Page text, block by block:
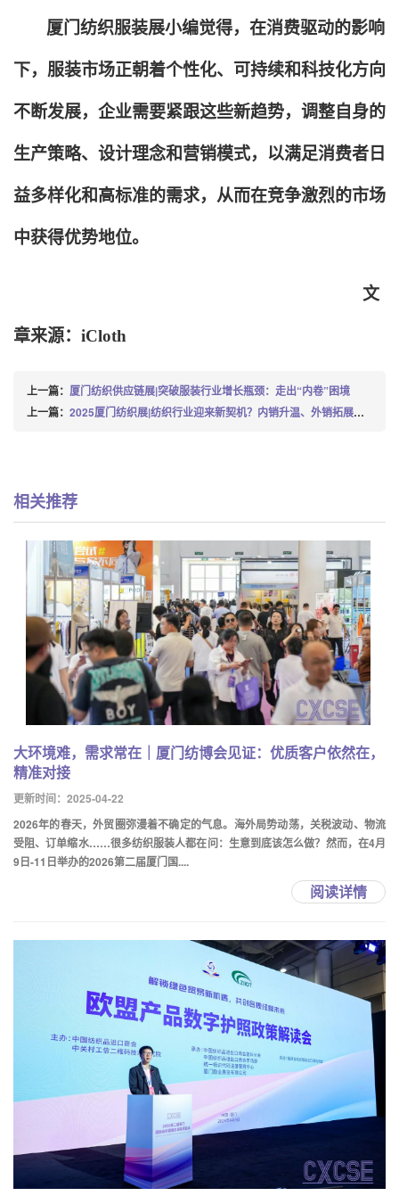
厦门纺织服装展小编觉得，在消费驱动的影响
下，服装市场正朝着个性化、可持续和科技化方向
不断发展，企业需要紧跟这些新趋势，调整自身的
生产策略、设计理念和营销模式，以满足消费者日
益多样化和高标准的需求，从而在竞争激烈的市场
中获得优势地位。
文
章来源：iCloth
上一篇： 厦门纺织供应链展|突破服装行业增长瓶颈：走出“内卷”困境
上一篇： 2025厦门纺织展|纺织行业迎来新契机？内销升温、外销拓展，机遇何在？
相关推荐
大环境难，需求常在｜厦门纺博会见证：优质客户依然在，
精准对接
更新时间：2025-04-22
2026年的春天，外贸圈弥漫着不确定的气息。海外局势动荡，关税波动、物流
受阻、订单缩水……很多纺织服装人都在问：生意到底该怎么做？然而，在4月
9日-11日举办的2026第二届厦门国....
阅读详情